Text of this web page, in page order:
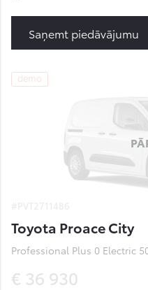
Saņemt piedāvājumu
demo
Toyota Proace City
€ 36 930